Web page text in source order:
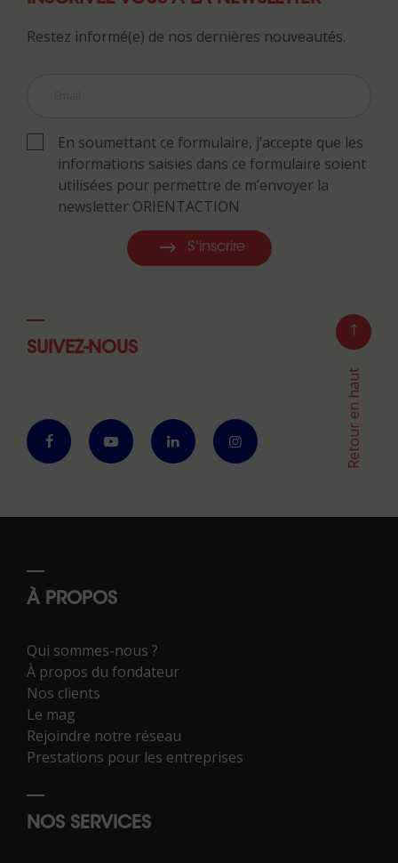
Restez informé(e) de nos dernières nouveautés.
En soumettant ce formulaire, j’accepte que les
informations saisies dans ce formulaire soient
utilisées pour permettre de m’envoyer la
newsletter ORIENTACTION
S'inscrire
SUIVEZ-NOUS
Retour en haut
À PROPOS
Qui sommes-nous ?
À propos du fondateur
Nos clients
Le mag
Rejoindre notre réseau
Prestations pour les entreprises
NOS SERVICES